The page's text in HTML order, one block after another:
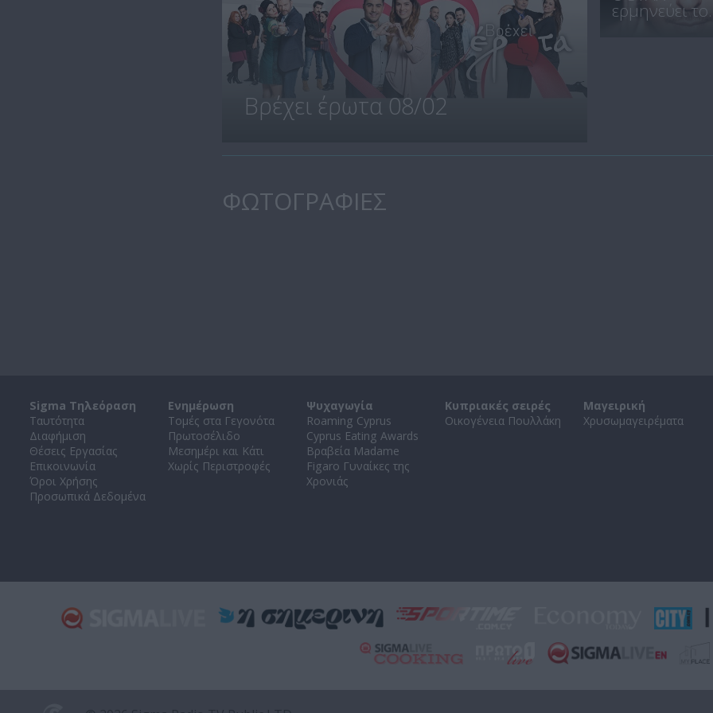
Βρέχει έρωτα 08/02
ερμηνεύει
ΦΩΤΟΓΡΑΦΙΕΣ
Sigma Τηλεόραση
Ταυτότητα
Διαφήμιση
Θέσεις Εργασίας
Επικοινωνία
Όροι Χρήσης
Προσωπικά Δεδομένα
Ενημέρωση
Τομές στα Γεγονότα
Πρωτοσέλιδο
Μεσημέρι και Κάτι
Χωρίς Περιστροφές
Ψυχαγωγία
Roaming Cyprus
Cyprus Eating Awards
Βραβεία Madame
Figaro Γυναίκες της
Χρονιάς
Κυπριακές σειρές
Οικογένεια Πουλλάκη
Μαγειρική
Χρυσωμαγειρέματα